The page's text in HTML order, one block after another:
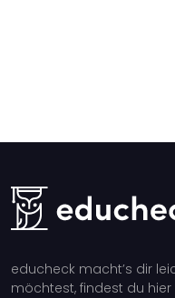
educheck macht’s dir
möchtest, findest du